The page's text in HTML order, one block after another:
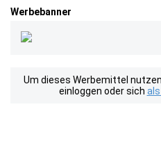
Werbebanner
Um dieses Werbemittel
einloggen oder sich